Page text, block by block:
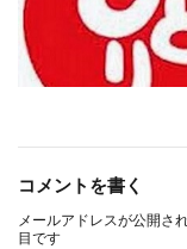
コメントを書く
メールアドレスが公開さ
目です